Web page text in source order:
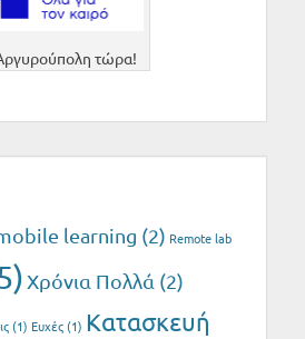
τώρα!
learning (2) Remote lab
Xρόνια Πολλά (2)
(1) Ευχές(1) Κατασκευή